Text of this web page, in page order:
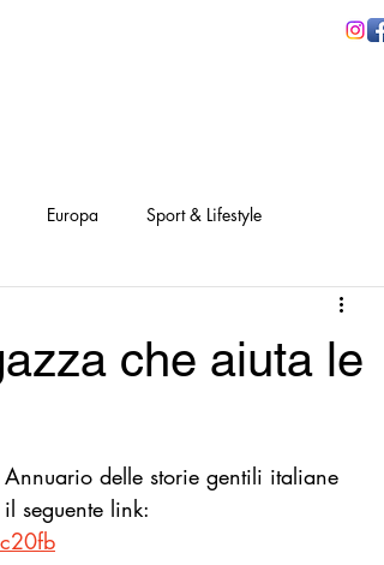
Europa Sport & Lifestyle
Orgoglio Italiano
USA goodnews
che aiuta le
delle storie gentili italiane
seguente link: